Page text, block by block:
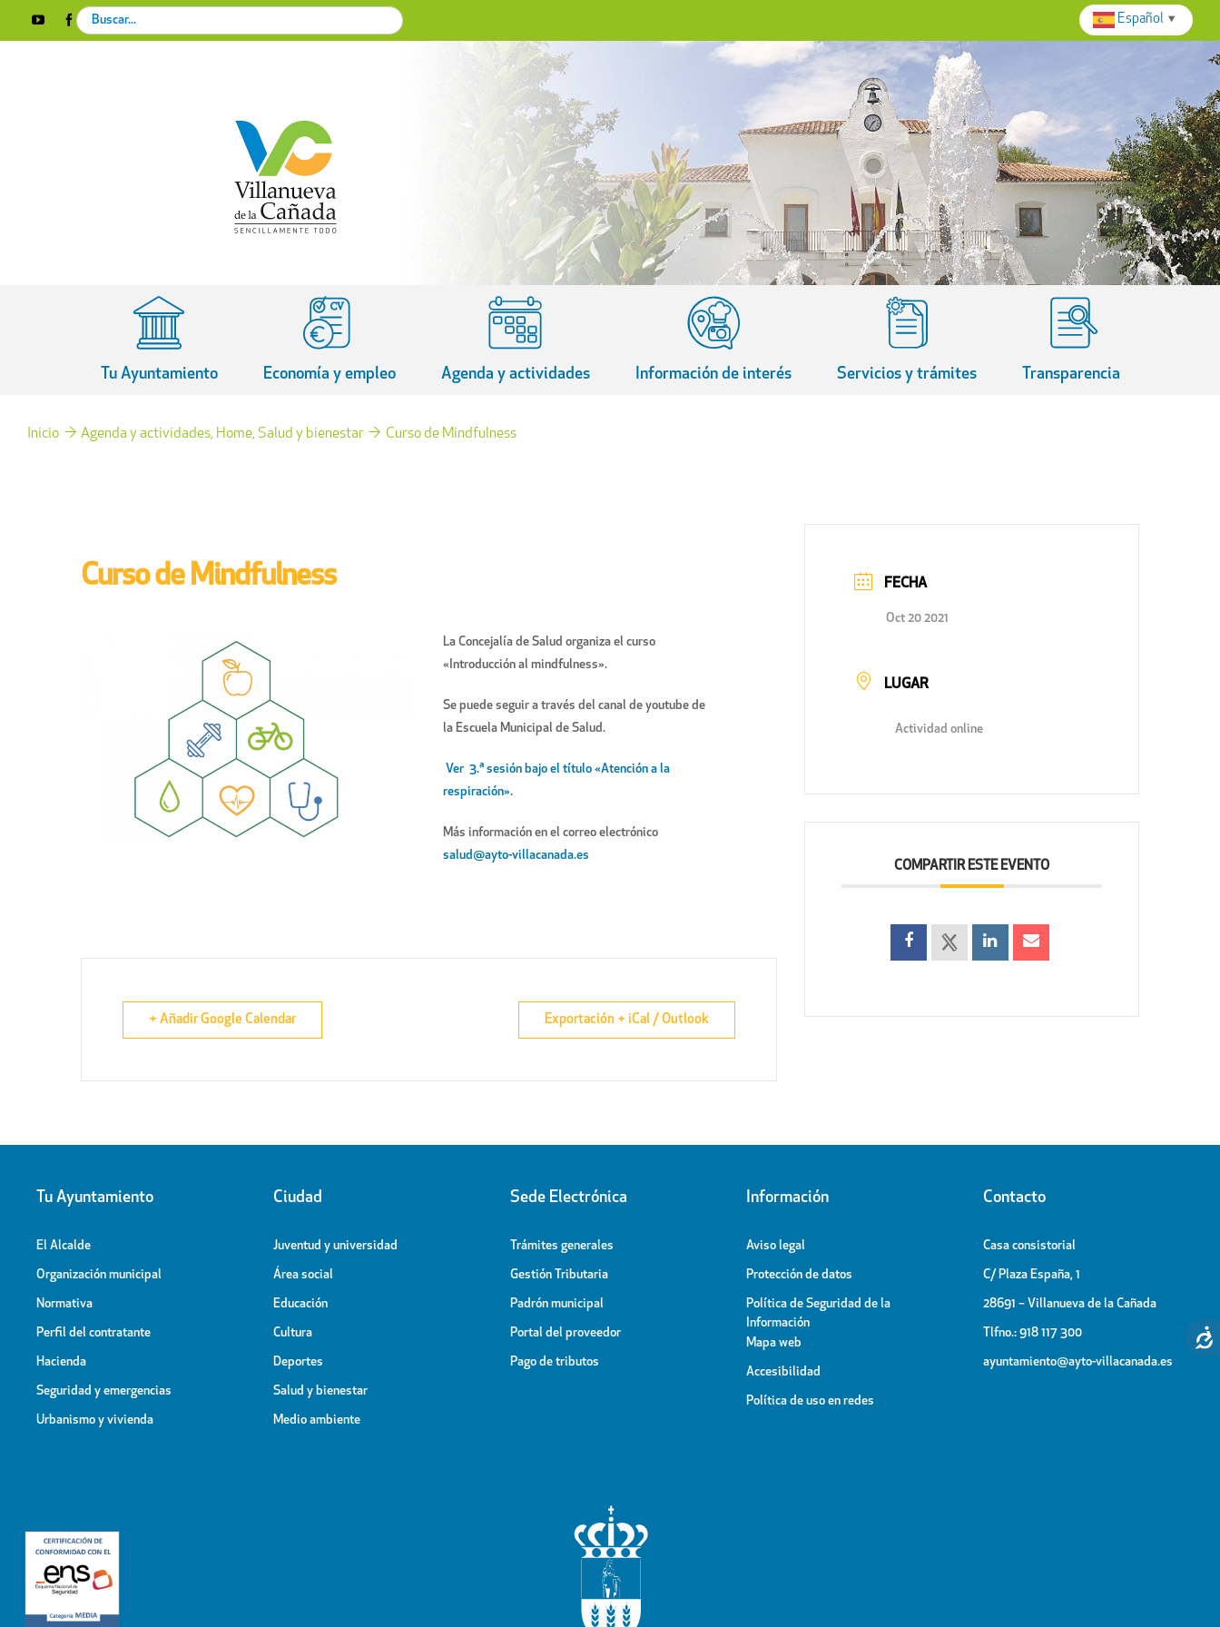
YouTubeFacebookInstagram
X
Search
for:
Tu Ayuntamiento Economía y empleo Agenda y actividades Información de interés Servicios y trámites Transparencia
Inicio Agenda y actividades Home Salud y bienestar Curso de Mindfulness
Curso de Mindfulness
La Concejalía de Salud organiza el curso
«Introducción al mindfulness».
Se puede seguir a través del canal de youtube de
la Escuela Municipal de Salud.
Ver 3.ª sesión bajo el título «Atención a la
respiración».
Más información en el correo electrónico
salud@ayto-villacanada.es
+ Añadir Google Calendar Exportación + iCal / Outlook
FECHA
Oct 20 2021
LUGAR
Actividad online
COMPARTIR ESTE EVENTO
Tu Ayuntamiento
El Alcalde
Organización municipal
Normativa
Perfil del contratante
Hacienda
Seguridad y emergencias
Urbanismo y vivienda
Ciudad
Juventud y universidad
Área social
Educación
Cultura
Deportes
Salud y bienestar
Medio ambiente
Sede Electrónica
Trámites generales
Gestión Tributaria
Padrón municipal
Portal del proveedor
Pago de tributos
Información
Aviso legal
Protección de datos
Política de Seguridad de la
Información
Mapa web
Accesibilidad
Política de uso en redes
Contacto
Casa consistorial
C/ Plaza España, 1
28691 – Villanueva de la Cañada
Tlfno.: 918 117 300
ayuntamiento@ayto-villacanada.es
Español ▼